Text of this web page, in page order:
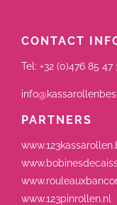
CONTACT
Tel: +32 (0)476 85 47
PARTNERS
www.123pinrollen.nl